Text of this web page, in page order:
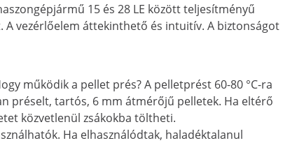
15 és 28 LE között teljesítményű
vezérlőelem áttekinthető és intuitív. A biztonságot
működik a pellet prés? A pelletprést 60-80 °C-ra
préselt, tartós, 6 mm átmérőjű pelletek. Ha eltérő
közvetlenül zsákokba töltheti.
Ha elhasználódtak, haladéktalanul